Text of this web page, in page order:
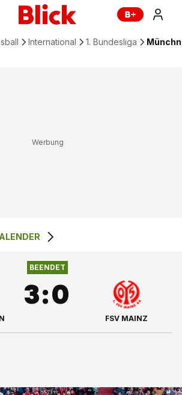
International 1. Bundesliga
3 :0
BEENDET
3:0
FSV MAINZ